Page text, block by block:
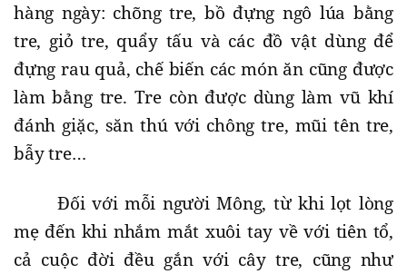
hàng ngày: chõng tre, bồ đựng ngô lúa bằng
tre, giỏ tre, quẩy tấu và các đồ vật dùng để
đựng rau quả, chế biến các món ăn cũng được
làm bằng tre. Tre còn được dùng làm vũ khí
đánh giặc, săn thú với chông tre, mũi tên tre,
bẫy tre…
Đối với mỗi người Mông, từ khi lọt lòng
mẹ đến khi nhắm mắt xuôi tay về với tiên tổ,
cả cuộc đời đều gắn với cây tre, cũng như